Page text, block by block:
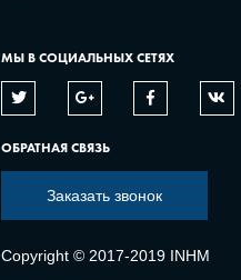
МЫ В СОЦИАЛЬНЫХ СЕТЯХ
ОБРАТНАЯ СВЯЗЬ
Заказать звонок
Copyright © 2017-2019 INHM